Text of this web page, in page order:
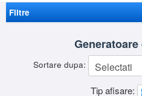
PROMOTII
LICHIDARE
Filtre
Disponibilitate
Sortare dupa:
Tip afisare: